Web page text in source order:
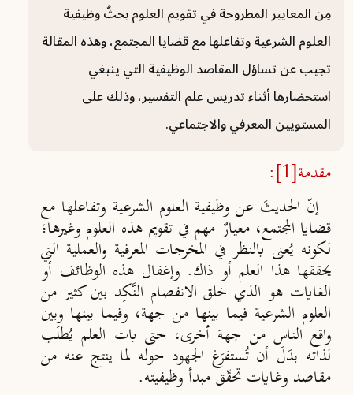
مِن المعايير المطروحة في تقويم العلوم بحثُ وظيفية
العلوم الشرعية وتفاعلها مع قضايا المجتمع، وهذه المقالة
تجيب عن تساؤل المقاصد الوظيفية التي ينبغي
استحضارها أثناء تدريس علم التفسير، وذلك على
المستويين المعرفي والاجتماعي.
مقدمة[1]
:
إنّ الحديثَ عن وظيفية العلوم الشرعية وتفاعلها مع
قضايا المجتمع، معيارٌ مهم في تقويم هذه العلوم وغيرها؛
لكونه يُعنى بالنظر في المخرجات المعرفية والعملية التي
يحققها هذا العلم أو ذاك. وإغفال هذه الوظائف أو
الغايات هو الذي خلق الانفصام النَّكِد بين كثير من
العلوم الشرعية فيما بينها من جهة، وفيما بينها وبين
واقع الناس من جهة أخرى، حتى بات العلم يُطلَب
لذاته بدَلَ أن تُستفرَغ الجهود حوله لما ينتج عنه من
مقاصد وغايات تحقّق مبدأ وظيفيته.